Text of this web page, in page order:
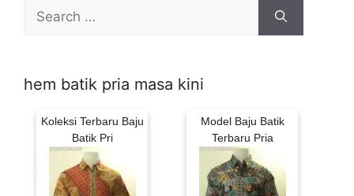
for:
hem batik pria masa kini
Koleksi Terbaru Baju
Batik Pri
Model Baju Batik
Terbaru Pria